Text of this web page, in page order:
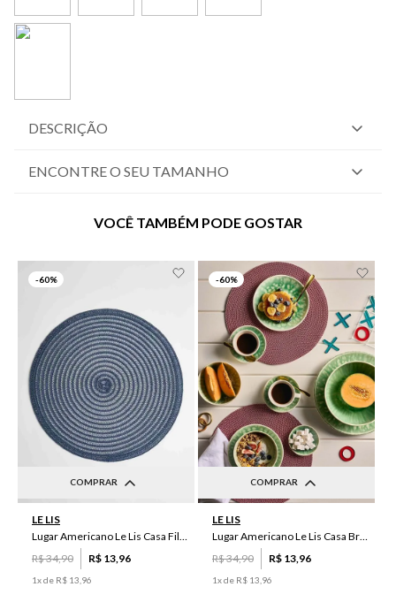
DESCRIÇÃO
ENCONTRE O SEU TAMANHO
VOCÊ TAMBÉM PODE GOSTAR
-60%
COMPRAR
LE LIS
Lugar Americano Le Lis Casa Filipa
R$34,90 R$ 13 96
1x de R$ 13 96
-60%
COMPRAR
LE LIS
Lugar Americano Le Lis Casa Brenda
R$34,90 R$ 13 96
1x de R$ 13 96